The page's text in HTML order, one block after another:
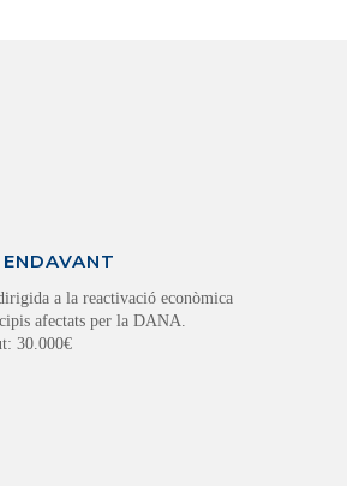
a la reactivació econòmica
afectats per la DANA.
30.000€